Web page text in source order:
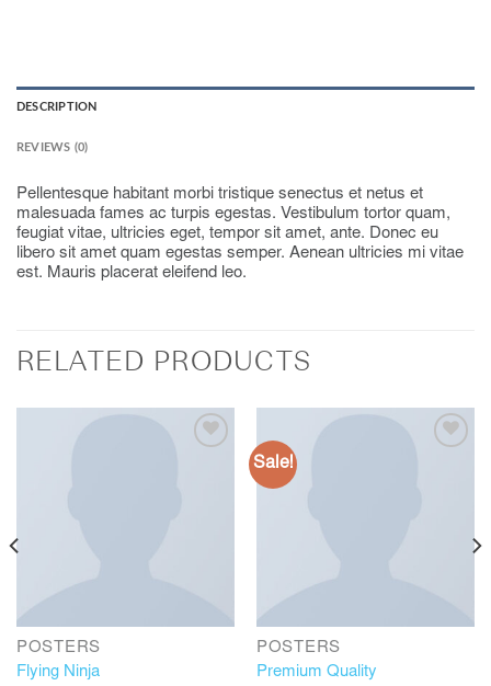
DESCRIPTION
REVIEWS (0)
Pellentesque habitant morbi tristique senectus et netus et
malesuada fames ac turpis egestas. Vestibulum tortor quam,
feugiat vitae, ultricies eget, tempor sit amet, ante. Donec eu
libero sit amet quam egestas semper. Aenean ultricies mi vitae
est. Mauris placerat eleifend leo.
RELATED PRODUCTS
POSTERS
Flying Ninja
Sale!
POSTERS
Premium Quality